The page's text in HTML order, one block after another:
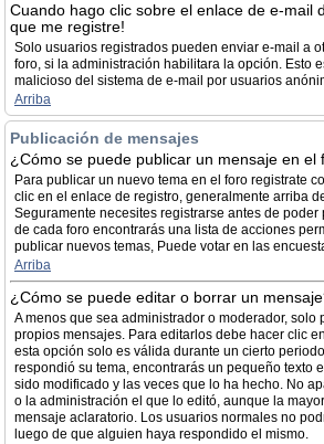
Cuando hago clic sobre el enlace de e-mail
que me registre!
Solo usuarios registrados pueden enviar e-mail a
foro, si la administración habilitara la opción. Esto
malicioso del sistema de e-mail por usuarios
Arriba
Publicación de mensajes
¿Cómo se puede publicar un mensaje en el
Para publicar un nuevo tema en el foro registrate
clic en el enlace de registro, generalmente arriba
Seguramente necesites registrarse antes de poder
de cada foro encontrarás una lista de acciones
publicar nuevos temas, Puede votar en las
Arriba
¿Cómo se puede editar o borrar un
A menos que sea administrador o moderador, solo
propios mensajes. Para editarlos debe hacer clic
esta opción solo es válida durante un cierto
respondió su tema, encontrarás un pequeño texto
sido modificado y las veces que lo ha hecho. No
o la administración el que lo editó, aunque la
mensaje aclaratorio. Los usuarios normales no
luego de que alguien haya respondido el mismo.